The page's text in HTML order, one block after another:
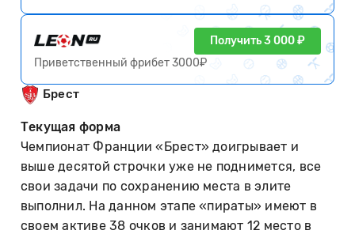
Получить 3 000 ₽
Приветственный фрибет 3000₽
Брест
Текущая форма
Чемпионат Франции «Брест» доигрывает и
выше десятой строчки уже не поднимется, все
свои задачи по сохранению места в элите
выполнил. На данном этапе «пираты» имеют в
своем активе 38 очков и занимают 12 место в